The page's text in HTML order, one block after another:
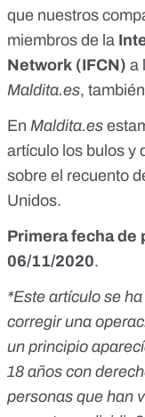
que nuestros
miembros de la
Network (IFCN) a
Maldita.es,
En Maldita.es
artículo los bulos y
sobre el recuento
Unidos.
Primera fecha de
06/11/2020.
*Este artículo se
corregir una
un principio
18 años con
personas que han